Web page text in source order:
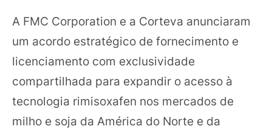
A FMC Corporation e a Corteva anunciaram
um acordo estratégico de fornecimento e
licenciamento com exclusividade
compartilhada para expandir o acesso à
tecnologia rimisoxafen nos mercados de
milho e soja da América do Norte e da